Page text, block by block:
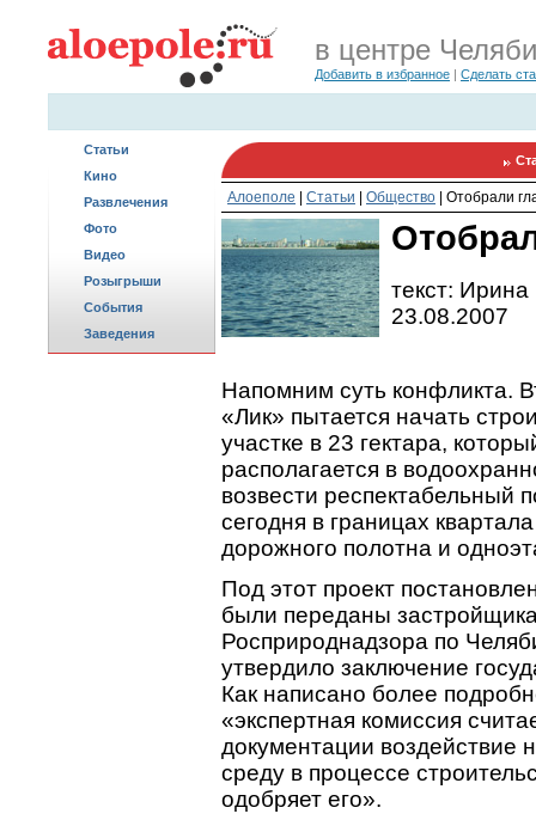
в центре
Добавить в избранное | Сделать
Статьи
Кино
Развлечения
Фото
Видео
Розыгрыши
События
Заведения
Алоеполе Статьи Общество Отобрали
текст:
23.08.2007
Напомним суть конфликта.
«Лик» пытается начать
участке в 23 гектара,
располагается в
возвести респектабельный
сегодня в границах
дорожного полотна и
Под этот проект
были переданы
Росприроднадзора по
утвердило заключение
Как написано более
«экспертная комиссия
документации
среду в процессе
одобряет его».